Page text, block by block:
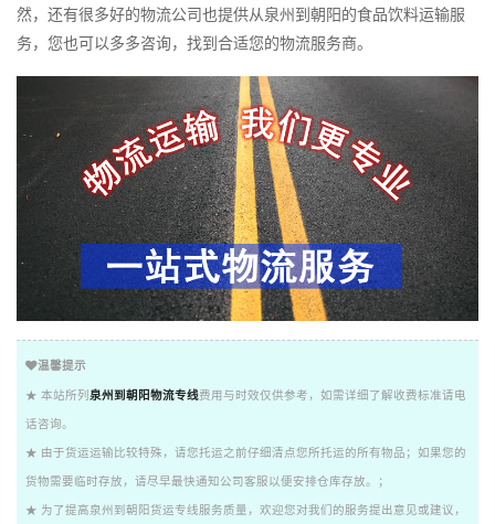
然，还有很多好的物流公司也提供从泉州到朝阳的食品饮料运输服
务，您也可以多多咨询，找到合适您的物流服务商。
温馨提示
★ 本站所列 泉州到朝阳物流专线费用与时效仅供参考，如需详细了解收费标准请电
话咨询。
★ 由于货运运输比较特殊，请您托运之前仔细清点您所托运的所有物品；如果您的
货物需要临时存放，请尽早最快通知公司客服以便安排仓库存放。；
★ 为了提高泉州到朝阳货运专线服务质量，欢迎您对我们的服务提出意见或建议，